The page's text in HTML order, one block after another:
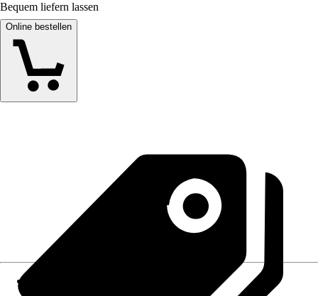
Bequem liefern lassen
Online bestellen